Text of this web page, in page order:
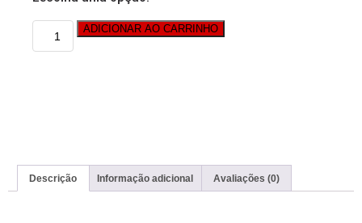
ADICIONAR AO CARRINHO
Descrição Informação adicional Avaliações (0)